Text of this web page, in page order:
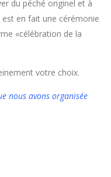
du péché originel et à
en fait une cérémonie
«célébration de la
votre choix.
nous avons organisée